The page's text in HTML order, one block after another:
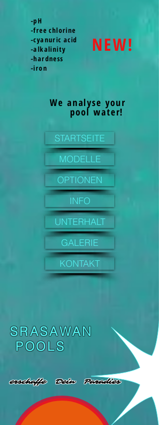
-pH
-free chlorine
-cyanuric acid
-alkalinity
-hardness
-iron
NEW!
We analyse your
pool water!
STARTSEITE
MODELLE
OPTIONEN
INFO
UNTERHALT
GALERIE
KONTAKT
SRASAWAN
POOLS
erschaffe Dein Paradies